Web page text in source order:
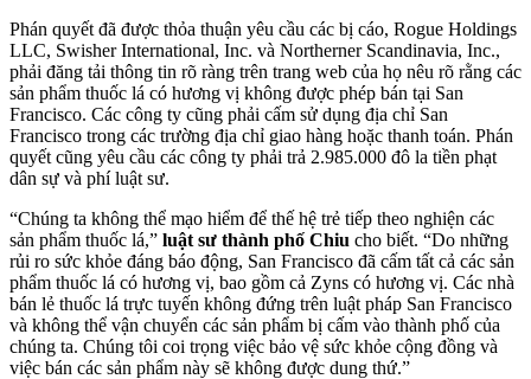
Phán quyết đã được thỏa thuận yêu cầu các bị cáo, Rogue Holdings
LLC, Swisher International, Inc. và Northerner Scandinavia, Inc.,
phải đăng tải thông tin rõ ràng trên trang web của họ nêu rõ rằng các
sản phẩm thuốc lá có hương vị không được phép bán tại San
Francisco. Các công ty cũng phải cấm sử dụng địa chỉ San
Francisco trong các trường địa chỉ giao hàng hoặc thanh toán. Phán
quyết cũng yêu cầu các công ty phải trả 2.985.000 đô la tiền phạt
dân sự và phí luật sư.
“Chúng ta không thể mạo hiểm để thế hệ trẻ tiếp theo nghiện các
sản phẩm thuốc lá,” luật sư thành phố Chiu cho biết. “Do những
rủi ro sức khỏe đáng báo động, San Francisco đã cấm tất cả các sản
phẩm thuốc lá có hương vị, bao gồm cả Zyns có hương vị. Các nhà
bán lẻ thuốc lá trực tuyến không đứng trên luật pháp San Francisco
và không thể vận chuyển các sản phẩm bị cấm vào thành phố của
chúng ta. Chúng tôi coi trọng việc bảo vệ sức khỏe cộng đồng và
việc bán các sản phẩm này sẽ không được dung thứ.”